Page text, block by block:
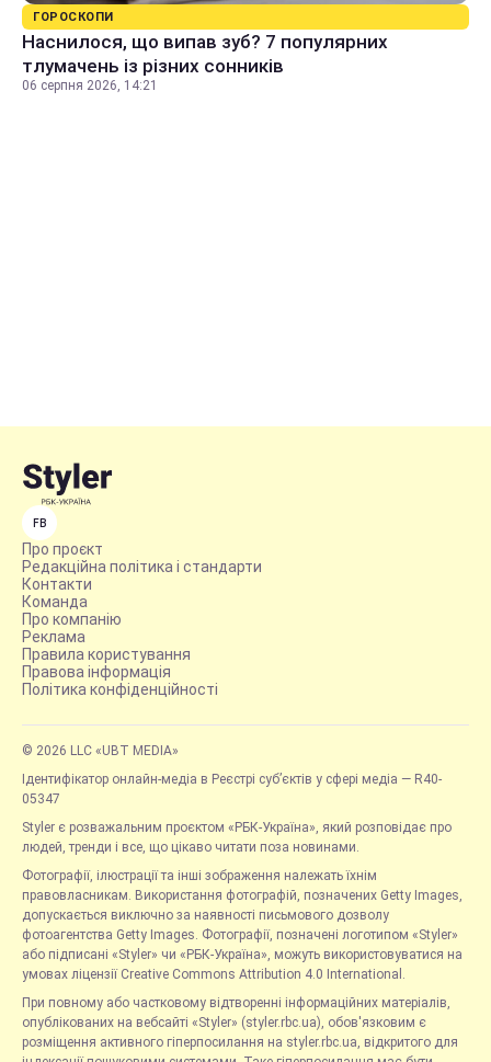
ГОРОСКОПИ
Наснилося, що випав зуб? 7 популярних
тлумачень із різних сонників
06 серпня 2026, 14:21
FB
Про проєкт
Редакційна політика і стандарти
Контакти
Команда
Про компанію
Реклама
Правила користування
Правова інформація
Політика конфіденційності
© 2026 LLC «UBT MEDIA»
Ідентифікатор онлайн-медіа в Реєстрі суб’єктів у сфері медіа — R40-
05347
Styler є розважальним проєктом «РБК-Україна», який розповідає про
людей, тренди і все, що цікаво читати поза новинами.
Фотографії, ілюстрації та інші зображення належать їхнім
правовласникам. Використання фотографій, позначених Getty Images,
допускається виключно за наявності письмового дозволу
фотоагентства Getty Images. Фотографії, позначені логотипом «Styler»
або підписані «Styler» чи «РБК-Україна», можуть використовуватися на
умовах ліцензії Creative Commons Attribution 4.0 International.
При повному або частковому відтворенні інформаційних матеріалів,
опублікованих на вебсайті «Styler» (styler.rbc.ua), обов'язковим є
розміщення активного гіперпосилання на styler.rbc.ua, відкритого для